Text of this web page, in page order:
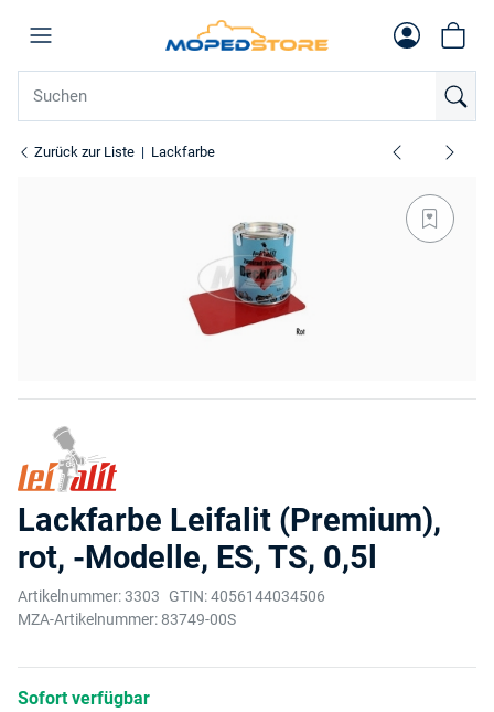
Zurück zur Liste Lackfarbe
Lackfarbe Leifalit (Premium),
rot, -Modelle, ES, TS, 0,5l
Artikelnummer:3303 GTIN:4056144034506
MZA-Artikelnummer: 83749-00S
Sofort verfügbar